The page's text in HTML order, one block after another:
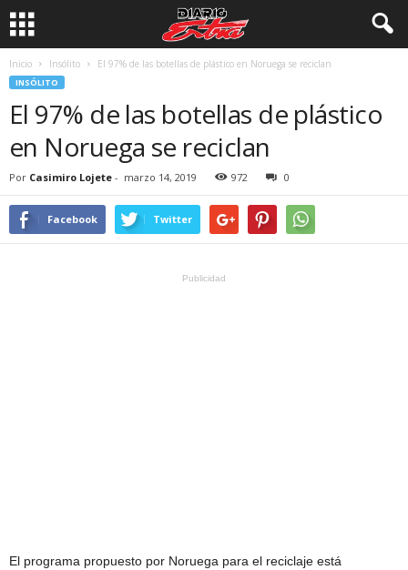
Inicio Insólito El 97% de las botellas de plástico en Noruega se reciclan
INSÓLITO
El 97% de las botellas de plástico
en Noruega se reciclan
Por Casimiro Lojete - marzo 14, 2019 972 0
Facebook Twitter
Publicidad
El programa propuesto por Noruega para el reciclaje está